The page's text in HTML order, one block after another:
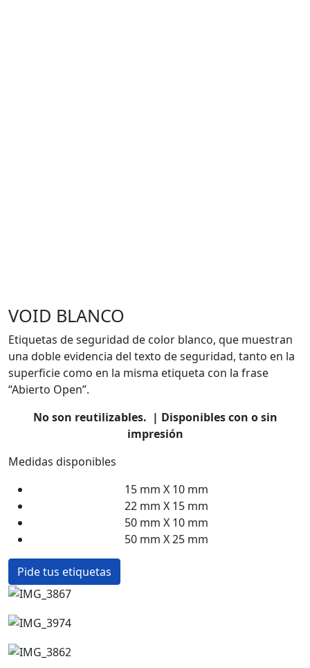
VOID BLANCO
Etiquetas de seguridad de color blanco, que muestran
una doble evidencia del texto de seguridad, tanto en la
superficie como en la misma etiqueta con la frase
“Abierto Open”.
No son reutilizables. | Disponibles con o sin
impresión
Medidas disponibles
15 mm X 10 mm
22 mm X 15 mm
50 mm X 10 mm
50 mm X 25 mm
Pide tus etiquetas